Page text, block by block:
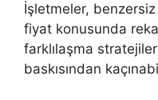
İşletmeler,
fiyat konusunda
farklılaşma
baskısından